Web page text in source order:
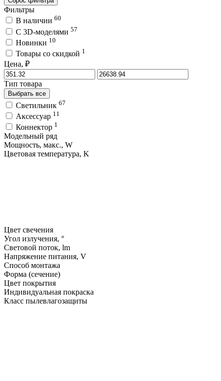
Фильтры
В наличии 60
C 3D-моделями 57
Новинки 10
Товары со скидкой 1
Цена, ₽
Тип товара
Выбрать все
Светильник 67
Аксессуар 11
Коннектор 1
Модельный ряд
Мощность, макс., W
Цветовая температура, K
Цвет свечения
Угол излучения, °
Световой поток, lm
Напряжение питания, V
Способ монтажа
Форма (сечение)
Цвет покрытия
Индивидуальная покраска
Класс пылевлагозащиты